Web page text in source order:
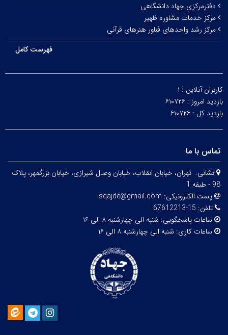
دفترمرکزی جهاد دانشگاهی
مرکز خدمات مشاوره ظهیر
مرکز رشد واحدهای فناور هنرهای قرآنی
فهرست کامل
کاربران آنلاین : ۱
بازدید امروز : ۶۱۰۷۲۶
بازدید کل : ۶۱۰۷۲۶
تماس با ما
نشانی: تهران، خيابان انقلاب، خيابان وصال شیرازی، خيابان بزرگمهر، پلاک
98 - طبقه 1
پست الکترونیکی: isqajde@gmail.com
تلفن: 15-67612213
ساعات پاسخگویی: شنبه الی چهارشنبه ۸ الی ۱۶
ساعات کاری: شنبه الی چهارشنبه ۸ الی ۱۶